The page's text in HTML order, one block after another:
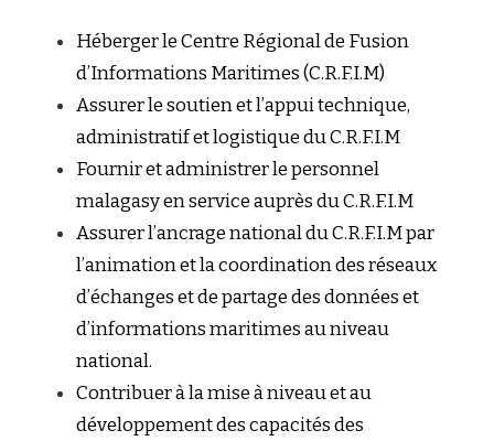
Héberger le Centre Régional de Fusion
d’Informations Maritimes (C.R.F.I.M)
Assurer le soutien et l’appui technique,
administratif et logistique du C.R.F.I.M
Fournir et administrer le personnel
malagasy en service auprès du C.R.F.I.M
Assurer l’ancrage national du C.R.F.I.M par
l’animation et la coordination des réseaux
d’échanges et de partage des données et
d’informations maritimes au niveau
national.
Contribuer à la mise à niveau et au
développement des capacités des